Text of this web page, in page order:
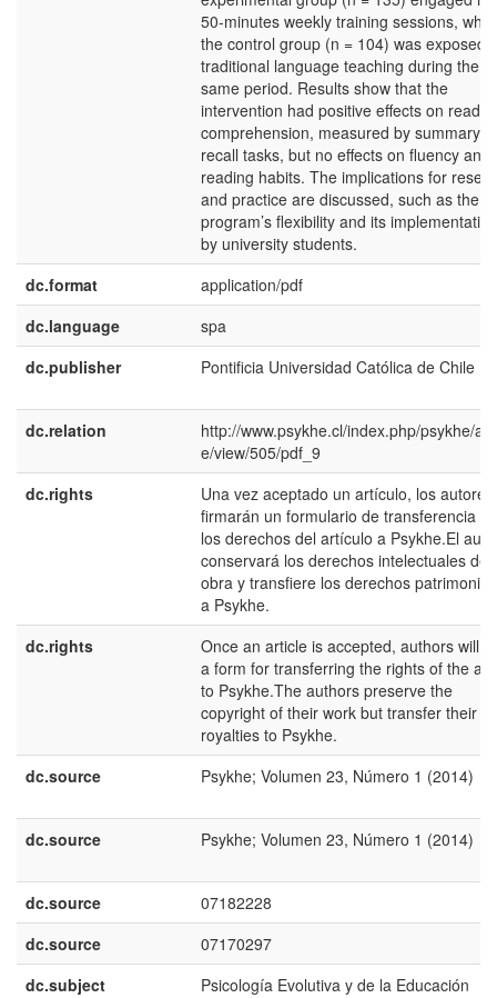
50-minutes weekly training sessions, while
the control group (n = 104) was exposed
traditional language teaching during the
same period. Results show that the
intervention had positive effects on
comprehension, measured by summary
recall tasks, but no effects on fluency and
reading habits. The implications for
and practice are discussed, such as the
program’s flexibility and its implementation
by university students.
dc.format
application/pdf
dc.language
spa
dc.publisher
Pontificia Universidad Católica de Chile
dc.relation
http://www.psykhe.cl/index.php/psykhe/
e/view/505/pdf_9
dc.rights
Una vez aceptado un artículo, los autores
firmarán un formulario de transferencia de
los derechos del artículo a Psykhe.El
conservará los derechos intelectuales de
obra y transfiere los derechos
a Psykhe.
dc.rights
Once an article is accepted, authors will
a form for transferring the rights of the
to Psykhe.The authors preserve the
copyright of their work but transfer their
royalties to Psykhe.
dc.source
Psykhe; Volumen 23, Número 1 (2014)
dc.source Psykhe; Volumen 23, Número 1 (2014)
dc.source
07182228
dc.source
07170297
dc.subject
Psicología Evolutiva y de la Educación